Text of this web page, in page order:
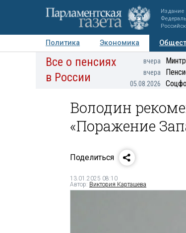
Издание
Политика Экономика
Авторы Персоны Мнения
Все о пенсиях
в России
вчера
вчера
05.08.2026
Володин
«Поражение
Поделиться
13.01.2025 08:10
Автор: Виктория Карташева